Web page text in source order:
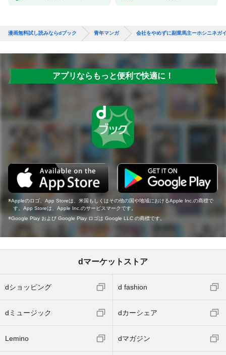
漫画無料試し読みならdブック 青年マンガ 会社をやめずに副業馬主ーホシニネガ
アプリならもっと便利で快適に！
Appleのロゴ、App Storeは、米国もしくはその他の国や地域におけるApple Inc.の商標で
す。App Storeは、Apple Inc.のサービスマークです。
Google Play および Google Play ロゴは Google LLC の商標です。
dマーケットストア
dショッピング d fashion
dミュージック dカーシェア
Lemino dマガジン